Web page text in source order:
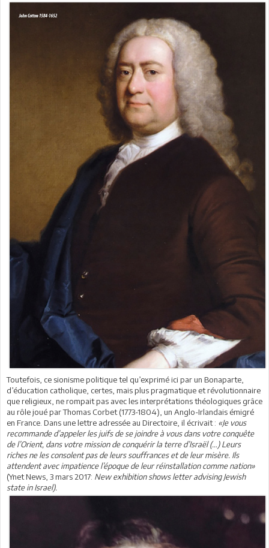
Toutefois, ce sionisme politique tel qu’exprimé ici par un Bonaparte,
d’éducation catholique, certes, mais plus pragmatique et révolutionnaire
que religieux, ne rompait pas avec les interprétations théologiques grâce
au rôle joué par Thomas Corbet (1773-1804), un Anglo-Irlandais émigré
en France. Dans une lettre adressée au Directoire, il écrivait : «Je vous
recommande d’appeler les juifs de se joindre à vous dans votre conquête
de l’Orient, dans votre mission de conquérir la terre d’Israël (…) Leurs
riches ne les consolent pas de leurs souffrances et de leur misère. Ils
attendent avec impatience l’époque de leur réinstallation comme nation»
(Ynet News, 3 mars 2017: New exhibition shows letter advising Jewish
state in Israel).